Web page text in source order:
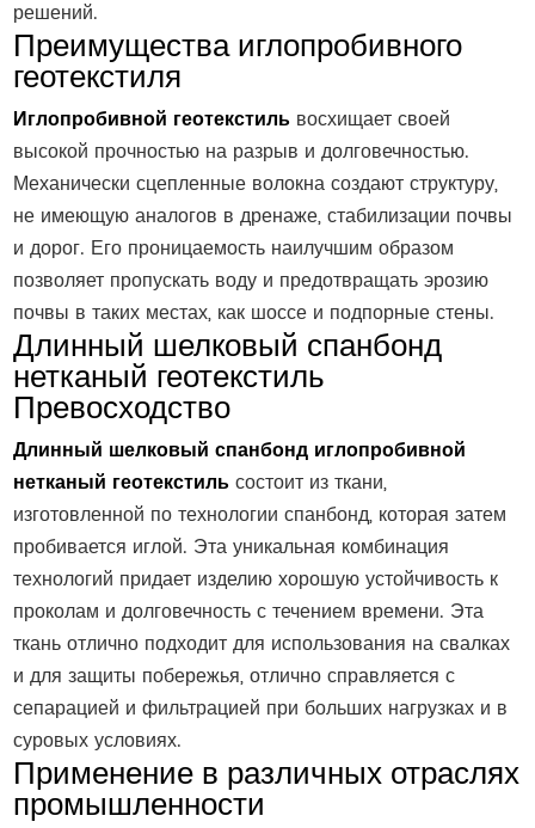
решений.
Преимущества иглопробивного
геотекстиля
Иглопробивной геотекстиль восхищает своей
высокой прочностью на разрыв и долговечностью.
Механически сцепленные волокна создают структуру,
не имеющую аналогов в дренаже, стабилизации почвы
и дорог. Его проницаемость наилучшим образом
позволяет пропускать воду и предотвращать эрозию
почвы в таких местах, как шоссе и подпорные стены.
Длинный шелковый спанбонд
нетканый геотекстиль
Превосходство
Длинный шелковый спанбонд иглопробивной
нетканый геотекстильсостоит из ткани,
изготовленной по технологии спанбонд, которая затем
пробивается иглой. Эта уникальная комбинация
технологий придает изделию хорошую устойчивость к
проколам и долговечность с течением времени. Эта
ткань отлично подходит для использования на свалках
и для защиты побережья, отлично справляется с
сепарацией и фильтрацией при больших нагрузках и в
суровых условиях.
Применение в различных отраслях
промышленности